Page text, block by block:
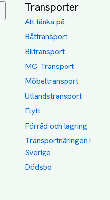
Transporter
Att tänka på
Båttransport
Biltransport
MC-Transport
Möbeltransport
Utlandstransport
Flytt
Förråd och lagring
Transportnäringen i
Sverige
Dödsbo